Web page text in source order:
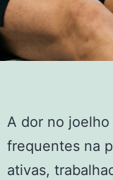
A dor no
frequentes na
ativas,